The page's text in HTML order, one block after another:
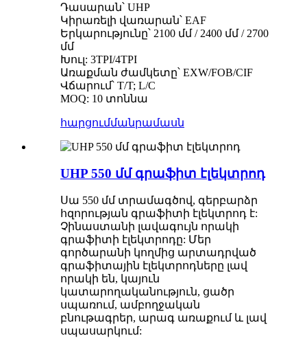
Դասարան՝ UHP
Կիրառելի վառարան՝ EAF
Երկարությունը՝ 2100 մմ / 2400 մմ / 2700
մմ
Խուլ: 3TPI/4TPI
Առաքման ժամկետը՝ EXW/FOB/CIF
Վճարում՝ T/T; L/C
MOQ: 10 տոննա
հարցումմանրամասն
UHP 550 մմ գրաֆիտ էլեկտրոդ
Սա 550 մմ տրամագծով, գերբարձր
հզորության գրաֆիտի էլեկտրոդ է:
Չինաստանի լավագույն որակի
գրաֆիտի էլեկտրոդը: Մեր
գործարանի կողմից արտադրված
գրաֆիտային էլեկտրոդները լավ
որակի են, կայուն
կատարողականություն, ցածր
սպառում, ամբողջական
բնութագրեր, արագ առաքում և լավ
սպասարկում: